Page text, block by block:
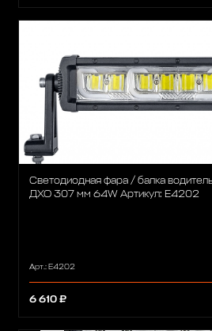
Светодиодная фара / балка
ДХО 307 мм 64W Артикул: E4202
Арт.: E4202
6 610 ₽